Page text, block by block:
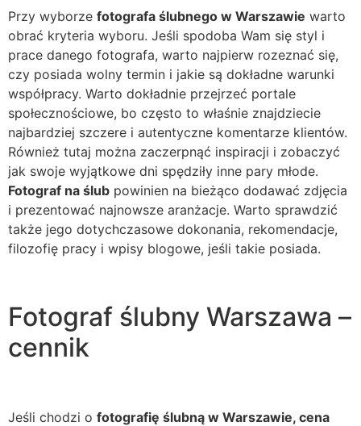
Przy wyborze fotografa ślubnego w Warszawie warto
obrać kryteria wyboru. Jeśli spodoba Wam się styl i
prace danego fotografa, warto najpierw rozeznać się,
czy posiada wolny termin i jakie są dokładne warunki
współpracy. Warto dokładnie przejrzeć portale
społecznościowe, bo często to właśnie znajdziecie
najbardziej szczere i autentyczne komentarze klientów.
Również tutaj można zaczerpnąć inspiracji i zobaczyć
jak swoje wyjątkowe dni spędziły inne pary młode.
Fotograf na ślub powinien na bieżąco dodawać zdjęcia
i prezentować najnowsze aranżacje. Warto sprawdzić
także jego dotychczasowe dokonania, rekomendacje,
filozofię pracy i wpisy blogowe, jeśli takie posiada.
Fotograf ślubny Warszawa –
cennik
Jeśli chodzi o fotografię ślubną w Warszawie, cena